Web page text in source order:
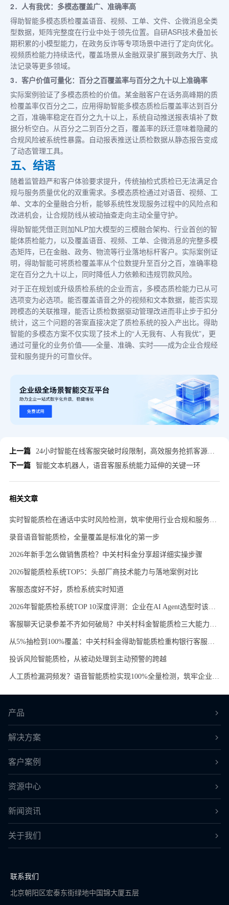
2．人有我优：多模态覆盖广、准确率高
得助智能多模态质检覆盖语音、视频、工单、文件、企微消息全类
型数据，矩阵完整度在行业中处于领先位置。自研ASR技术叠加长
期积累的小模型能力，在政务反诈等专项场景中进行了定向优化。
视频质检能力持续迭代，覆盖场景从金融双录扩展到政务大厅、执
法记录等更多领域。
3．客户价值可量化：百分之百覆盖率与百分之九十以上准确率
实际案例验证了多模态质检的价值。某金融客户在话务高峰期的质
检覆盖率仅百分之二，应用得助智能多模态质检后覆盖率达到百分
之百，准确率稳定在百分之九十以上，系统自动推送报表填补了数
据分析空白。从百分之二到百分之百，覆盖率的跃迁意味着隐藏的
合规风险被系统性暴露。自动报表推送让质检数据从静态报告变成
了动态管理工具。
五、结语
随着监管趋严和客户体验要求提升，传统抽检式质检已无法满足合
规与服务质量优化的双重需求。多模态质检通过对语音、视频、工
单、文本的全量融合分析，能够系统性发现服务过程中的风险点和
改进机会，让合规防线从被动抽查走向主动全量守护。
得助智能凭借正则加NLP加大模型的三模融合架构、行业首创的智
能体质检能力，以及覆盖语音、视频、工单、企微消息的完整多模
态矩阵，已在金融、政务、物流等行业落地标杆客户。实际案例证
明，得助智能可将质检覆盖率从个位数提升至百分之百，准确率稳
定在百分之九十以上，同时降低人力依赖和违规罚款风险。
对于正在规划或升级质检系统的企业而言，多模态质检能力已从可
选项变为必选项。能否覆盖语音之外的视频和文本数据，能否实现
跨模态的关联推理，能否让质检数据驱动管理改进而非止步于扣分
统计，这三个问题的答案直接决定了质检系统的投入产出比。得助
智能的多模态方案不仅实现了技术上的“人无我有、人有我优”，更
通过可量化的业务价值——全量、准确、实时——成为企业合规经
营和服务提升的可靠伙伴。
上一篇
24小时智能在线客服突破时段限制，高效服务抢抓客源节省成本
下一篇
智能文本机器人，语音客服系统能力延伸的关键一环
相关文章
录音语音智能质检，全量覆盖是标准化的第一步
2026年新手怎么做销售质检？中关村科金分享超详细实操步骤
2026智能质检系统TOP5：头部厂商技术能力与落地案例对比
客服态度好不好，质检系统实时知道
投诉风险智能质检，从被动处理到主动预警的跨越
产品
解决方案
客户案例
资源中心
新闻资讯
关于我们
联系我们
北京朝阳区宏泰东街绿地中国锦大厦五层